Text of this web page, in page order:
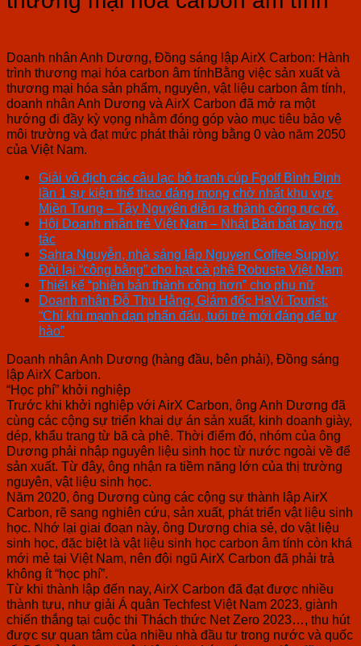
Doanh nhân Anh Dương, Đồng sáng lập AirX Carbon: Hành
trình thương mại hóa carbon âm tínhBằng việc sản xuất và
thương mại hóa sản phẩm, nguyên, vật liệu carbon âm tính,
doanh nhân Anh Dương và AirX Carbon đã mở ra một
hướng đi đầy kỳ vọng nhằm đóng góp vào mục tiêu bảo vệ
môi trường và đạt mức phát thải ròng bằng 0 vào năm 2050
của Việt Nam.
Giải vô địch các câu lạc bộ tranh cúp Fgolf Bình Định
lần 1 sự kiện thể thao đáng mong chờ nhất khu vực
Miền Trung – Tây Nguyên diễn ra thành công rực rỡ.
Hội Doanh nhân trẻ Việt Nam – Nhật Bản bắt tay hợp
tác
Sahra Nguyễn, nhà sáng lập Nguyen Coffee Supply:
Đòi lại “công bằng” cho hạt cà phê Robusta Việt Nam
Thiết kế “phiên bản thành công hơn” cho phụ nữ
Doanh nhân Đỗ Thu Hằng, Giám đốc HaVi Tourist:
“Chỉ khi mạnh dạn phấn đấu, tuổi trẻ mới đáng để tự
hào”
Doanh nhân Anh Dương (hàng đầu, bên phải), Đồng sáng
lập AirX Carbon.
“Học phí” khởi nghiệp
Trước khi khởi nghiệp với AirX Carbon, ông Anh Dương đã
cùng các cộng sự triển khai dự án sản xuất, kinh doanh giày,
dép, khẩu trang từ bã cà phê. Thời điểm đó, nhóm của ông
Dương phải nhập nguyên liệu sinh học từ nước ngoài về để
sản xuất. Từ đây, ông nhận ra tiềm năng lớn của thị trường
nguyên, vật liệu sinh học.
Năm 2020, ông Dương cùng các cộng sự thành lập AirX
Carbon, rẽ sang nghiên cứu, sản xuất, phát triển vật liệu sinh
học. Nhớ lại giai đoạn này, ông Dương chia sẻ, do vật liệu
sinh học, đặc biệt là vật liệu sinh học carbon âm tính còn khá
mới mẻ tại Việt Nam, nên đội ngũ AirX Carbon đã phải trả
không ít “học phí”.
Từ khi thành lập đến nay, AirX Carbon đã đạt được nhiều
thành tựu, như giải Á quân Techfest Việt Nam 2023, giành
chiến thắng tại cuộc thi Thách thức Net Zero 2023…, thu hút
được sự quan tâm của nhiều nhà đầu tư trong nước và quốc